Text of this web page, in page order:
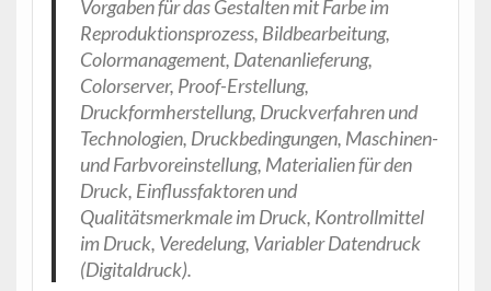
Vorgaben für das Gestalten mit Farbe im
Reproduktionsprozess, Bildbearbeitung,
Colormanagement, Datenanlieferung,
Colorserver, Proof-Erstellung,
Druckformherstellung, Druckverfahren und
Technologien, Druckbedingungen, Maschinen-
und Farbvoreinstellung, Materialien für den
Druck, Einflussfaktoren und
Qualitätsmerkmale im Druck, Kontrollmittel
im Druck, Veredelung, Variabler Datendruck
(Digitaldruck).